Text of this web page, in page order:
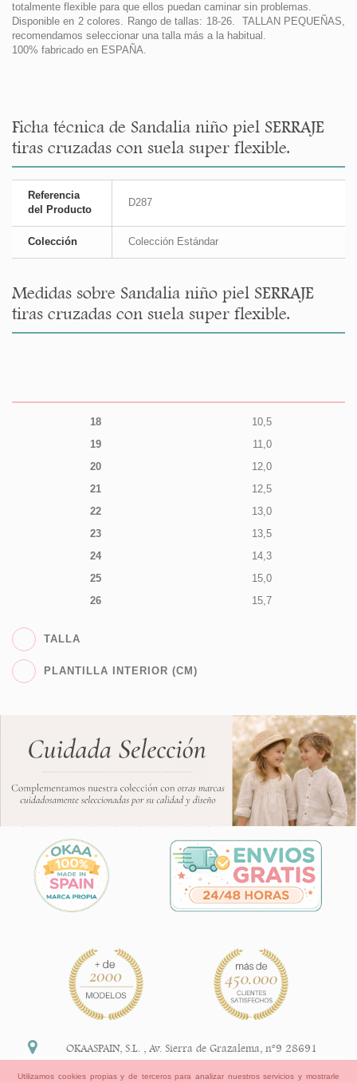
totalmente flexible para que ellos puedan caminar sin problemas.
Disponible en 2 colores. Rango de tallas: 18-26. TALLAN PEQUEÑAS,
recomendamos seleccionar una talla más a la habitual.
100% fabricado en ESPAÑA.
Ficha técnica de Sandalia niño piel SERRAJE
tiras cruzadas con suela super flexible.
Referencia
del Producto
D287
Colección Colección Estándar
Medidas sobre Sandalia niño piel SERRAJE
tiras cruzadas con suela super flexible.
18
10,5
19
11,0
20
12,0
21
12,5
22
13,0
23
13,5
24
14,3
25
15,0
26
15,7
TALLA
PLANTILLA INTERIOR (CM)
OKAASPAIN, S.L. ,Av. Sierra de Grazalema, nº9 28691
Utilizamos cookies propias y de terceros para analizar nuestros servicios y mostrarle